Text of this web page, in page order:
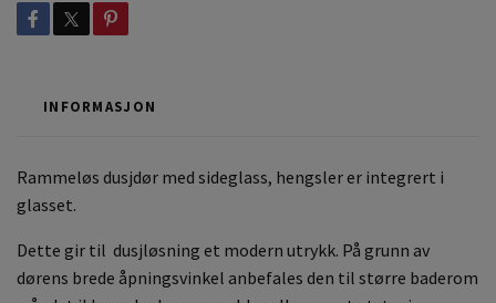
INFORMASJON
Rammeløs dusjdør med sideglass, hengsler er integrert i
glasset.
Dette gir til dusjløsning et modern utrykk. På grunn av
dørens brede åpningsvinkel anbefales den til større baderom